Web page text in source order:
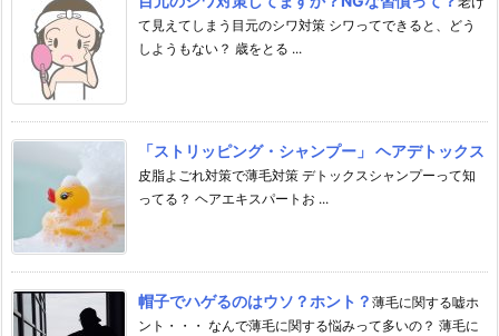
て見えてしまう目元のシワ対策 シワってできると、どう
しようもない？ 歳をとる ...
「ストリッピング・シャンプー」 ヘアデトックス
皮脂よごれ対策で薄毛対策 デトックスシャンプーって知
ってる？ ヘアエキスパートお ...
帽子でハゲるのはウソ？ホント？ 薄毛に関する嘘ホ
ント・・・ なんで薄毛に関する悩みって多いの？ 薄毛に